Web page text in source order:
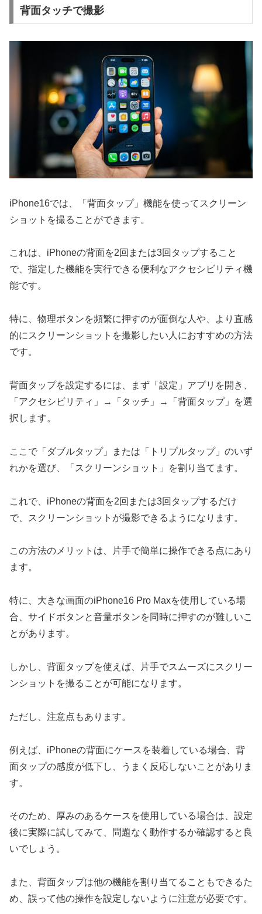
背面タッチで撮影
iPhone16では、「背面タップ」機能を使ってスクリーン
ショットを撮ることができます。
これは、iPhoneの背面を2回または3回タップすること
で、指定した機能を実行できる便利なアクセシビリティ機
能です。
特に、物理ボタンを頻繁に押すのが面倒な人や、より直感
的にスクリーンショットを撮影したい人におすすめの方法
です。
背面タップを設定するには、まず「設定」アプリを開き、
「アクセシビリティ」→「タッチ」→「背面タップ」を選
択します。
ここで「ダブルタップ」または「トリプルタップ」のいず
れかを選び、「スクリーンショット」を割り当てます。
これで、iPhoneの背面を2回または3回タップするだけ
で、スクリーンショットが撮影できるようになります。
この方法のメリットは、片手で簡単に操作できる点にあり
ます。
特に、大きな画面のiPhone16 Pro Maxを使用している場
合、サイドボタンと音量ボタンを同時に押すのが難しいこ
とがあります。
しかし、背面タップを使えば、片手でスムーズにスクリー
ンショットを撮ることが可能になります。
ただし、注意点もあります。
例えば、iPhoneの背面にケースを装着している場合、背
面タップの感度が低下し、うまく反応しないことがありま
す。
そのため、厚みのあるケースを使用している場合は、設定
後に実際に試してみて、問題なく動作するか確認すると良
いでしょう。
また、背面タップは他の機能を割り当てることもできるた
め、誤って他の操作を設定しないように注意が必要です。